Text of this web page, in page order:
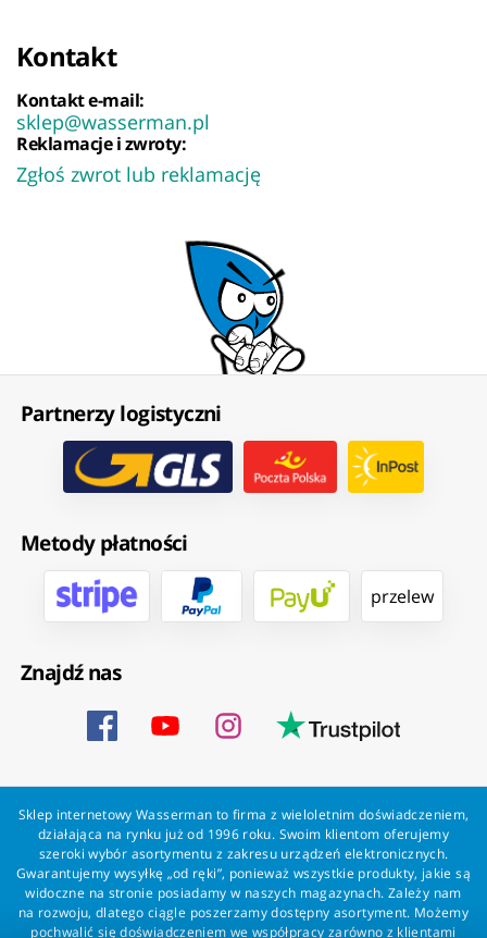
Kontakt
Kontakt e-mail:
sklep@wasserman.pl
Reklamacje i zwroty:
Zgłoś zwrot lub reklamację
Partnerzy logistyczni
Metody płatności
przelew
Znajdź nas
Sklep internetowy Wasserman to firma z wieloletnim doświadczeniem,
działająca na rynku już od 1996 roku. Swoim klientom oferujemy
szeroki wybór asortymentu z zakresu urządzeń elektronicznych.
Gwarantujemy wysyłkę „od ręki”, ponieważ wszystkie produkty, jakie są
widoczne na stronie posiadamy w naszych magazynach. Zależy nam
na rozwoju, dlatego ciągle poszerzamy dostępny asortyment. Możemy
pochwalić się doświadczeniem we współpracy zarówno z klientami